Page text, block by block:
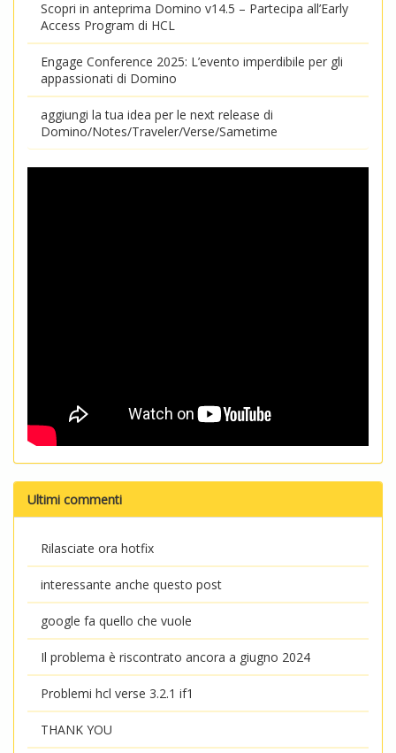
Scopri in anteprima Domino v14.5 – Partecipa all’Early
Access Program di HCL
Engage Conference 2025: L’evento imperdibile per gli
appassionati di Domino
aggiungi la tua idea per le next release di
Domino/Notes/Traveler/Verse/Sametime
Ultimi commenti
Rilasciate ora hotfix
interessante anche questo post
google fa quello che vuole
Il problema è riscontrato ancora a giugno 2024
Problemi hcl verse 3.2.1 if1
THANK YOU